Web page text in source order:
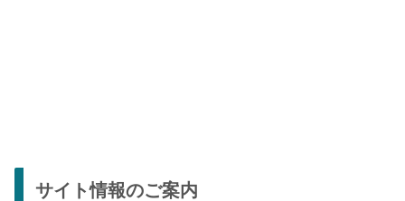
サイト情報のご案内